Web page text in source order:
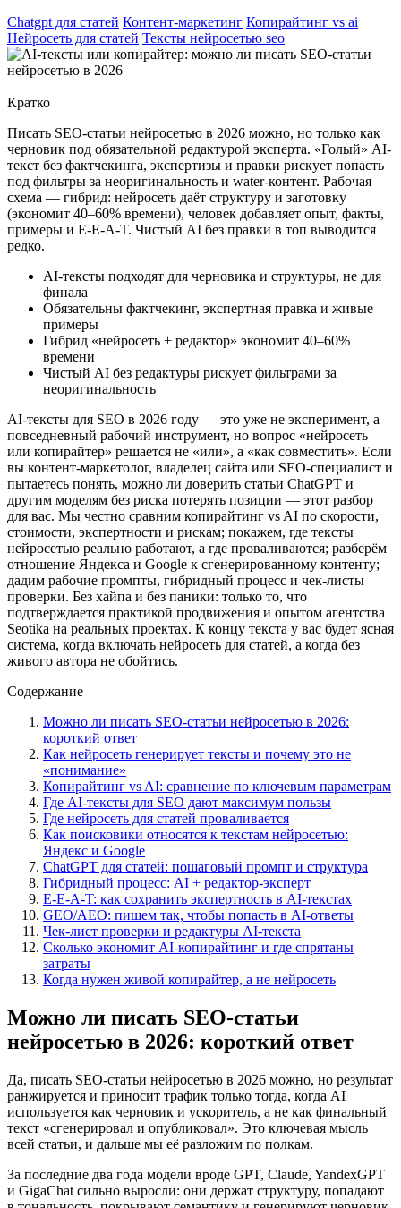
Chatgpt для статей Контент-маркетинг Копирайтинг vs ai
Нейросеть для статей Тексты нейросетью seo
Кратко
Писать SEO-статьи нейросетью в 2026 можно, но только как
черновик под обязательной редактурой эксперта. «Голый» AI-
текст без фактчекинга, экспертизы и правки рискует попасть
под фильтры за неоригинальность и water-контент. Рабочая
схема — гибрид: нейросеть даёт структуру и заготовку
(экономит 40–60% времени), человек добавляет опыт, факты,
примеры и E-E-A-T. Чистый AI без правки в топ выводится
редко.
AI-тексты подходят для черновика и структуры, не для
финала
Обязательны фактчекинг, экспертная правка и живые
примеры
Гибрид «нейросеть + редактор» экономит 40–60%
времени
Чистый AI без редактуры рискует фильтрами за
неоригинальность
AI-тексты для SEO в 2026 году — это уже не эксперимент, а
повседневный рабочий инструмент, но вопрос «нейросеть
или копирайтер» решается не «или», а «как совместить». Если
вы контент-маркетолог, владелец сайта или SEO-специалист и
пытаетесь понять, можно ли доверить статьи ChatGPT и
другим моделям без риска потерять позиции — этот разбор
для вас. Мы честно сравним копирайтинг vs AI по скорости,
стоимости, экспертности и рискам; покажем, где тексты
нейросетью реально работают, а где проваливаются; разберём
отношение Яндекса и Google к сгенерированному контенту;
дадим рабочие промпты, гибридный процесс и чек-листы
проверки. Без хайпа и без паники: только то, что
подтверждается практикой продвижения и опытом агентства
Seotika на реальных проектах. К концу текста у вас будет ясная
система, когда включать нейросеть для статей, а когда без
живого автора не обойтись.
Содержание
Можно ли писать SEO-статьи нейросетью в 2026:
короткий ответ
Как нейросеть генерирует тексты и почему это не
«понимание»
Копирайтинг vs AI: сравнение по ключевым параметрам
Где AI-тексты для SEO дают максимум пользы
Где нейросеть для статей проваливается
Как поисковики относятся к текстам нейросетью:
Яндекс и Google
ChatGPT для статей: пошаговый промпт и структура
Гибридный процесс: AI + редактор-эксперт
E-E-A-T: как сохранить экспертность в AI-текстах
GEO/AEO: пишем так, чтобы попасть в AI-ответы
Чек-лист проверки и редактуры AI-текста
Сколько экономит AI-копирайтинг и где спрятаны
затраты
Когда нужен живой копирайтер, а не нейросеть
Можно ли писать SEO-статьи
нейросетью в 2026: короткий ответ
Да, писать SEO-статьи нейросетью в 2026 можно, но результат
ранжируется и приносит трафик только тогда, когда AI
используется как черновик и ускоритель, а не как финальный
текст «сгенерировал и опубликовал». Это ключевая мысль
всей статьи, и дальше мы её разложим по полкам.
За последние два года модели вроде GPT, Claude, YandexGPT
и GigaChat сильно выросли: они держат структуру, попадают